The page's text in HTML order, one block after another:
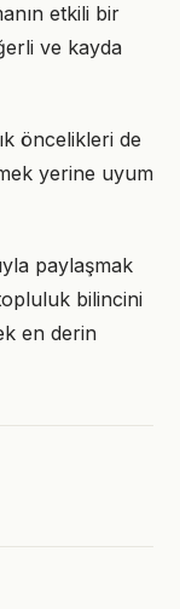
etkili bir
ve kayda
öncelikleri de
yerine uyum
paylaşmak
bilincini
en derin